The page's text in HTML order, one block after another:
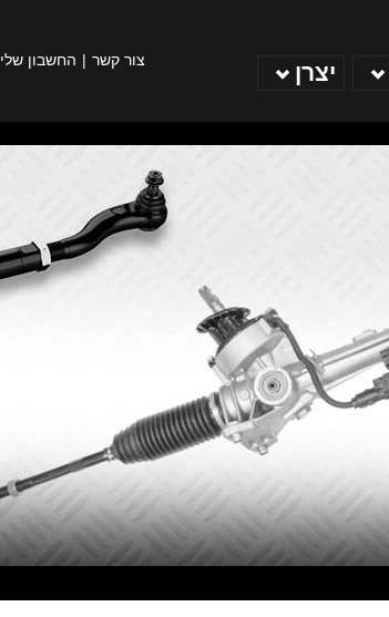
צור קשר החשבון שלי יצרן